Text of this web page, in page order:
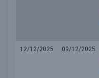
12/12/2025
09/12/2025